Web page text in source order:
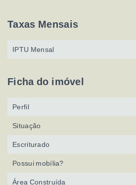
Taxas Mensais
IPTU Mensal
Ficha do imóvel
Perfil
Situação
Escriturado
Possui mobília?
Área Construída